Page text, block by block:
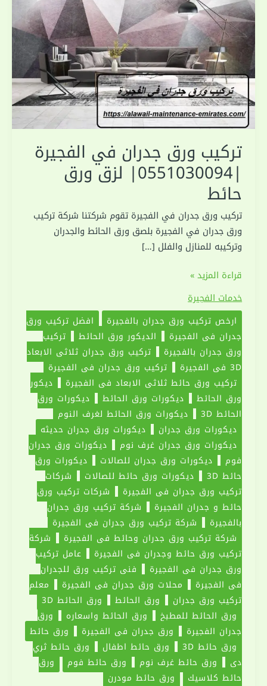
تركيب ورق جدران في الفجيرة
|0551030094| لزق ورق
حائط
تركيب ورق جدران في الفجيرة تقوم شركتنا شركة تركيب
ورق جدران في الفجيرة بلصق ورق الحائط والجدران
وتركيبه للمنازل والفلل […]
تركيب
جدران
في
الفجيرة
|0551030094|
لزق
ورق
حائط
قراءة المزيد »
خدمات الفجيرة
ارخص تركيب ورق جدران بالفجيرة
افضل تركيب ورق
جدران في الفجيرة
الديكور ورق الحائط
تركيب
ورق جدران بالفجيرة
تركيب ورق جدران ثلاثي الابعاد
3D في الفجيرة
تركيب ورق جدران في الفجيرة
تركيب ورق حائط ثلاثي الابعاد في الفجيرة
ديكور
ورق الحائط
ديكورات ورق الحائط
ديكورات ورق
الحائط 3D
ديكورات ورق الحائط لغرف النوم
ديكورات ورق جدران
ديكورات ورق جدران حديثه
ديكورات ورق جدران غرف نوم
ديكورات ورق جدران
فوم
ديكورات ورق جدران للصالات
ديكورات ورق
حائط 3D
ديكورات ورق حائط للصالات
شركات
تركيب ورق جدران في الفجيرة
شركات تركيب ورق
حائط و جدران الفجيرة
شركة تركيب ورق جدران
بالفجيرة
شركة تركيب ورق جدران في الفجيرة
شركة تركيب ورق جدران وحائط في الفجيرة
شركة
تركيب ورق حائط وجدران في الفجيرة
عامل تركيب
ورق جدران في الفجيرة
فني تركيب ورق للجدران
في الفجيرة
محلات ورق جدران في الفجيرة
معلم
تركيب ورق جدران
ورق الحائط
ورق الحائط 3D
ورق الحائط للمطبخ
ورق الحائط واسعاره
ورق
جدران الفجيرة
ورق جدران في الفجيرة
ورق حائط
ورق حائط 3D
ورق حائط اطفال
ورق حائط ثري
دي
ورق حائط غرف نوم ورق حائط فوم
ورق
حائط كلاسيك
ورق حائط مودرن